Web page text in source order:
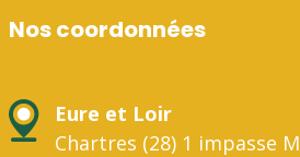
Nos coordonnées
Eure et Loir
Chartres (28) 1 impasse